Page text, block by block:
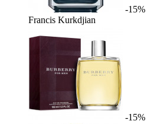
-15%
Francis Kurkdjian
-15%